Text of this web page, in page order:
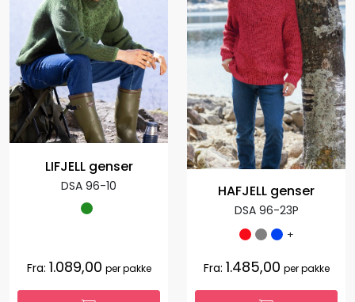
LIFJELL genser
DSA 96-10
Fra: 1.089,00 per pakke
HAFJELL genser
DSA 96-23P
+
Fra: 1.485,00 per pakke